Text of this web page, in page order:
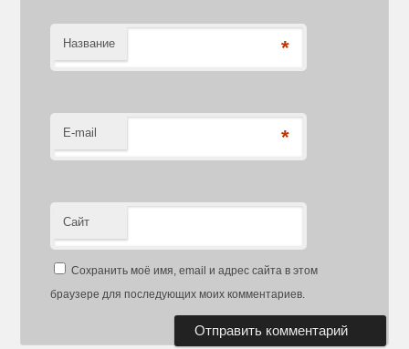
Название *
E-mail *
Сайт
Сохранить моё имя, email и адрес сайта в этом
браузере для последующих моих комментариев.